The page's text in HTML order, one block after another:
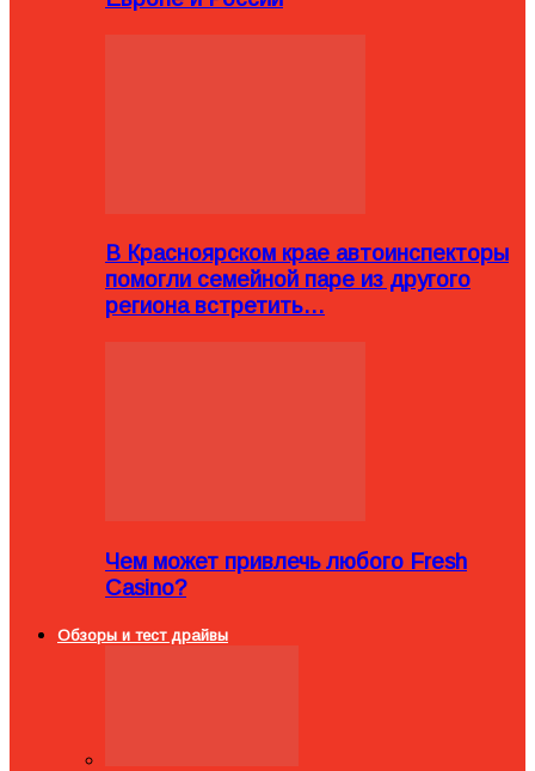
В Красноярском крае автоинспекторы
помогли семейной паре из другого
региона встретить…
Чем может привлечь любого Fresh
Casino?
Обзоры и тест драйвы